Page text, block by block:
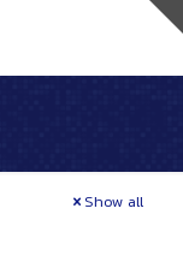
Show all